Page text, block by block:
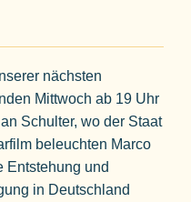
nächsten
Mittwoch ab 19 Uhr
Schulter, wo der Staat
beleuchten Marco
Entstehung und
in Deutschland